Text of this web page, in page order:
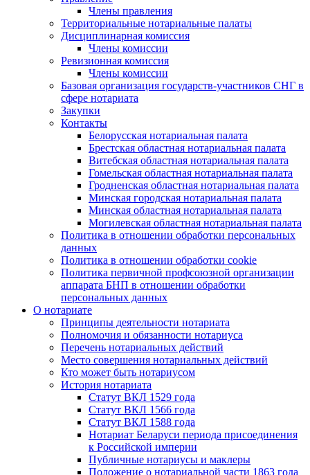
Члены правления
Территориальные нотариальные палаты
Дисциплинарная комиссия
Члены комиссии
Ревизионная комиссия
Члены комиссии
Базовая организация государств-участников СНГ в
сфере нотариата
Закупки
Контакты
Белорусская нотариальная палата
Брестская областная нотариальная палата
Витебская областная нотариальная палата
Гомельская областная нотариальная палата
Гродненская областная нотариальная палата
Минская городская нотариальная палата
Минская областная нотариальная палата
Могилевская областная нотариальная палата
Политика в отношении обработки персональных
данных
Политика в отношении обработки cookie
Политика первичной профсоюзной организации
аппарата БНП в отношении обработки
персональных данных
О нотариате
Принципы деятельности нотариата
Полномочия и обязанности нотариуса
Перечень нотариальных действий
Место совершения нотариальных действий
Кто может быть нотариусом
История нотариата
Статут ВКЛ 1529 года
Статут ВКЛ 1566 года
Статут ВКЛ 1588 года
Нотариат Беларуси периода присоединения
к Российской империи
Публичные нотариусы и маклеры
Положение о нотариальной части 1863 года